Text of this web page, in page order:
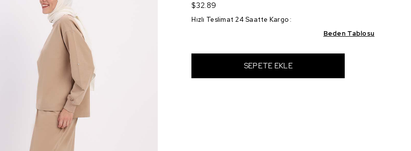
$32.89
Hızlı Teslimat 24 Saatte Kargo :
Beden Tablosu